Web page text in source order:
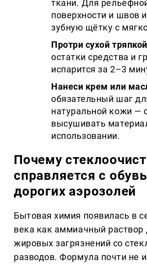
ткани. Для
поверхности и швов
зубную щётку с
Протри сухой
остатки средства и
испарится за 2–3
Нанеси крем или
обязательный шаг
натуральной кожи —
высушивать
использовании.
Почему
справляется с
дорогих аэрозолей
Бытовая химия появилась в
века как аммиачный раствор
жировых загрязнений со
разводов. Формула почти не